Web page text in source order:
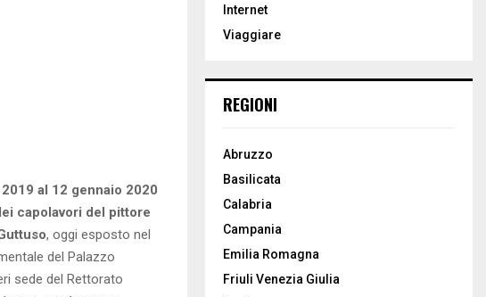
al 12 gennaio 2020
capolavori del pittore
, oggi esposto nel
del Palazzo
sede del Rettorato
:Internet
Viaggiare
REGIONI
Abruzzo
Basilicata
Calabria
Campania
Emilia Romagna
Friuli Venezia Giulia